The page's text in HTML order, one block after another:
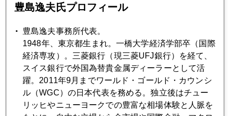
2013年10月28日
2013年10月25日
２０１４年のイエレン・リスク
2013年10月24日
豊島逸夫氏プロフィール
豊島逸夫事務所代表。
1948年、東京都生まれ。一橋大学経済学部卒（国際
経済専攻）。三菱銀行（現三菱UFJ銀行）を経て、
スイス銀行で外国為替貴金属ディーラーとして活
躍。2011年9月までワールド・ゴールド・カウンシ
ル（WGC）の日本代表を務める。独立後はチュー
リッヒやニューヨークでの豊富な相場体験と人脈を